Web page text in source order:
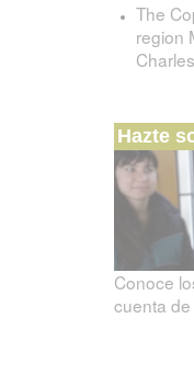
The
region
Hazte
Conoce
cuenta